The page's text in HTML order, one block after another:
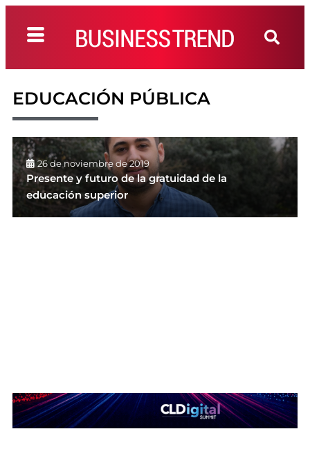
EDUCACIÓN PÚBLICA
26 de noviembre de 2019
Presente y futuro de la gratuidad de la
educación superior